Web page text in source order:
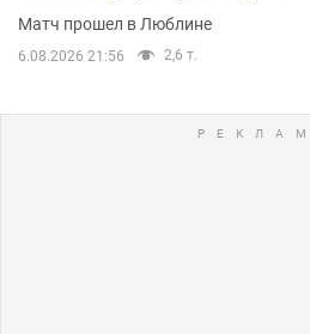
Матч прошел в Люблине
6.08.2026 21:56 2,6 т.